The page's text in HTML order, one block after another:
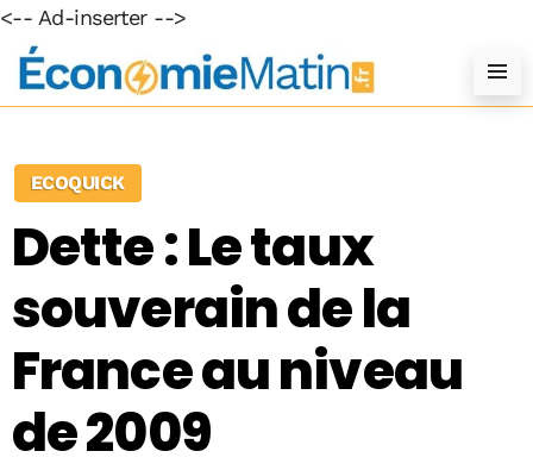
<-- Ad-inserter -->
ECOQUICK
Dette : Le taux
souverain de la
France au niveau
de 2009